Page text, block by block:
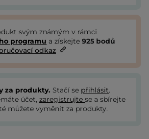
svým známým v rámci
programu a získejte 925 bodů
odkaz
za produkty. Stačí se přihlásit.
účet, zaregistrujte se a sbírejte
můžete vyměnit za produkty.